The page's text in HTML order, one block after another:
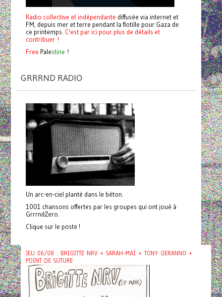
Radio collective et indépendante diffusée via internet et
FM, depuis mer et terre pendant la flotille pour Gaza de
ce printemps. C'est par ici pour plus de détails et
contribuer !
Free Palestine !
GRRRND RADIO
Un arc-en-ciel planté dans le béton.
1001 chansons offertes par les groupes qui ont joué à
GrrrndZero.
Clique sur le poste !
JEU 06/08 : BRIGITTE NRV + SARAH-MAÏ + TONY GERANNO +
POINT DE SUTURE